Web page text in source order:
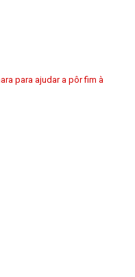
para ajudar a pôr fim à